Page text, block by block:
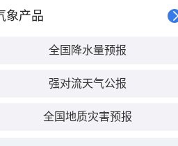
象产品
全国降水量预报
强对流天气公报
全国地质灾害预报